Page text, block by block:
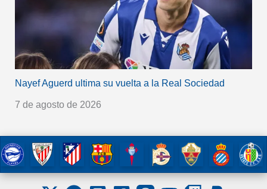
Nayef Aguerd ultima su vuelta a la Real Sociedad
7 de agosto de 2026